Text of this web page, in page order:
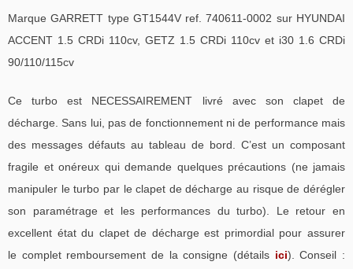
Marque GARRETT type GT1544V ref. 740611-0002 sur HYUNDAI
ACCENT 1.5 CRDi 110cv, GETZ 1.5 CRDi 110cv et i30 1.6 CRDi
90/110/115cv
Ce turbo est NECESSAIREMENT livré avec son clapet de
décharge. Sans lui, pas de fonctionnement ni de performance mais
des messages défauts au tableau de bord. C’est un composant
fragile et onéreux qui demande quelques précautions (ne jamais
manipuler le turbo par le clapet de décharge au risque de dérégler
son paramétrage et les performances du turbo). Le retour en
excellent état du clapet de décharge est primordial pour assurer
le complet remboursement de la consigne (détails ici). Conseil :